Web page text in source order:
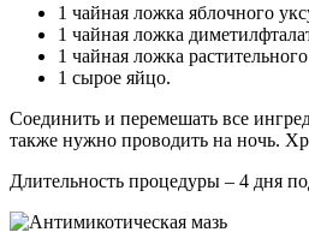
1 чайная ложка яблочного
1 чайная ложка
1 чайная ложка
1 сырое яйцо.
Соединить и перемешать все
также нужно проводить на ночь.
Длительность процедуры – 4 дня